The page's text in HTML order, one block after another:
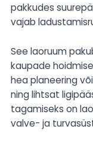
pakkudes
vajab
See laoruum
kaupade
hea planeering
ning lihtsat
tagamiseks on
valve- ja